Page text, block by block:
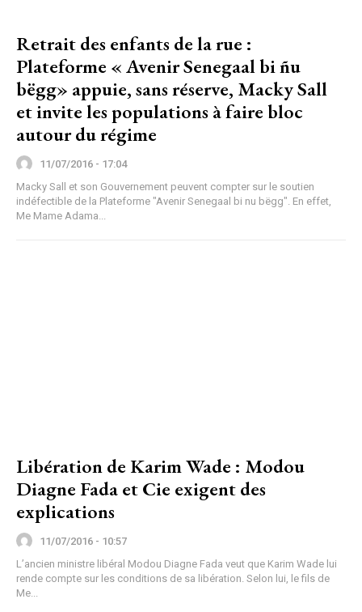
Retrait des enfants de la rue :
Plateforme « Avenir Senegaal bi ñu
bëgg» appuie, sans réserve, Macky Sall
et invite les populations à faire bloc
autour du régime
11/07/2016 - 17:04
Macky Sall et son Gouvernement peuvent compter sur le soutien
indéfectible de la Plateforme "Avenir Senegaal bi nu bëgg". En effet,
Me Mame Adama...
Libération de Karim Wade : Modou
Diagne Fada et Cie exigent des
explications
11/07/2016 - 10:57
L’ancien ministre libéral Modou Diagne Fada veut que Karim Wade lui
rende compte sur les conditions de sa libération. Selon lui, le fils de
Me...